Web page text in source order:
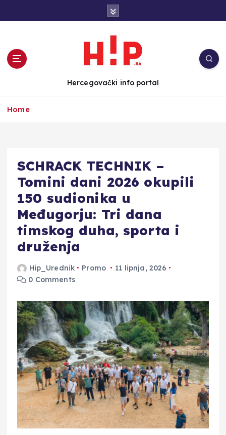
e
Hercegovački info portal
Home
SCHRACK TECHNIK –
Tomini dani 2026 okupili
150 sudionika u
Međugorju: Tri dana
timskog duha, sporta i
druženja
Hip_Urednik Promo
11 lipnja, 2026
0 Comments